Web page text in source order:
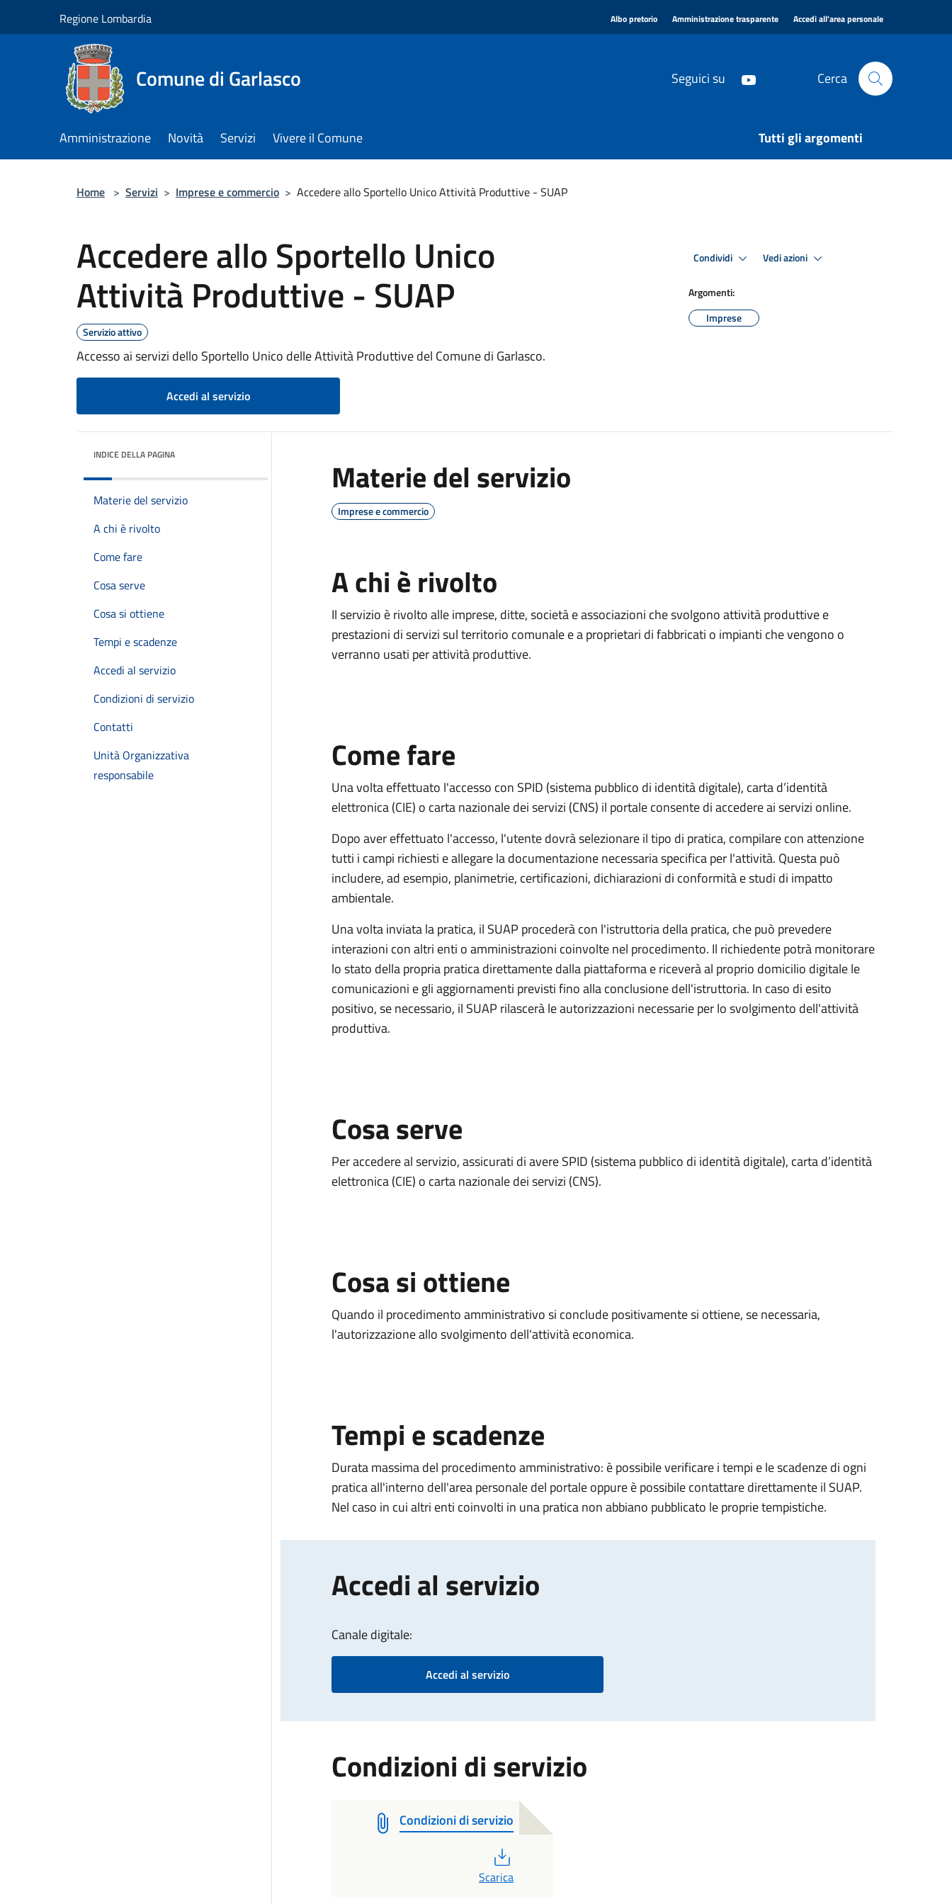
Regione Lombardia Albo pretorio Amministrazione trasparente Accedi all'area personale
Comune di Garlasco Seguici su Cerca
Amministrazione Novità Servizi Vivere il Comune Tutti gli argomenti
Home > Servizi > Imprese e commercio > Accedere allo Sportello Unico Attività Produttive - SUAP
Accedere allo Sportello Unico
Attività Produttive - SUAP
Servizio attivo
Accesso ai servizi dello Sportello Unico delle Attività Produttive del Comune di Garlasco.
Accedi al servizio
Condividi Vedi azioni
Argomenti:
Imprese
INDICE DELLA PAGINA
Materie del servizio
A chi è rivolto
Come fare
Cosa serve
Cosa si ottiene
Tempi e scadenze
Accedi al servizio
Condizioni di servizio
Contatti
Unità Organizzativa
responsabile
Materie del servizio
Imprese e commercio
A chi è rivolto
Il servizio è rivolto alle imprese, ditte, società e associazioni che svolgono attività produttive e
prestazioni di servizi sul territorio comunale e a proprietari di fabbricati o impianti che vengono o
verranno usati per attività produttive.
Come fare
Una volta effettuato l'accesso con SPID (sistema pubblico di identità digitale), carta d’identità
elettronica (CIE) o carta nazionale dei servizi (CNS) il portale consente di accedere ai servizi online.
Dopo aver effettuato l'accesso, l'utente dovrà selezionare il tipo di pratica, compilare con attenzione
tutti i campi richiesti e allegare la documentazione necessaria specifica per l'attività. Questa può
includere, ad esempio, planimetrie, certificazioni, dichiarazioni di conformità e studi di impatto
ambientale.
Una volta inviata la pratica, il SUAP procederà con l'istruttoria della pratica, che può prevedere
interazioni con altri enti o amministrazioni coinvolte nel procedimento. Il richiedente potrà monitorare
lo stato della propria pratica direttamente dalla piattaforma e riceverà al proprio domicilio digitale le
comunicazioni e gli aggiornamenti previsti fino alla conclusione dell'istruttoria. In caso di esito
positivo, se necessario, il SUAP rilascerà le autorizzazioni necessarie per lo svolgimento dell'attività
produttiva.
Cosa serve
Per accedere al servizio, assicurati di avere SPID (sistema pubblico di identità digitale), carta d’identità
elettronica (CIE) o carta nazionale dei servizi (CNS).
Cosa si ottiene
Quando il procedimento amministrativo si conclude positivamente si ottiene, se necessaria,
l'autorizzazione allo svolgimento dell'attività economica.
Tempi e scadenze
Durata massima del procedimento amministrativo: è possibile verificare i tempi e le scadenze di ogni
pratica all'interno dell'area personale del portale oppure è possibile contattare direttamente il SUAP.
Nel caso in cui altri enti coinvolti in una pratica non abbiano pubblicato le proprie tempistiche.
Accedi al servizio
Canale digitale:
Accedi al servizio
Condizioni di servizio
Condizioni di servizio
Scarica